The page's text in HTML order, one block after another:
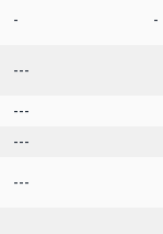
- -
---
---
---
---